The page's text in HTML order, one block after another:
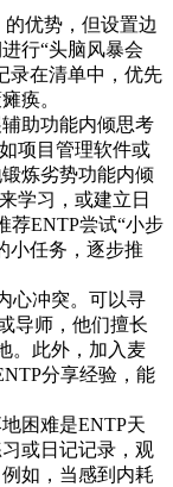
的优势，但设置边
行“头脑风暴会
录在清单中，优先
痪。
助功能内倾思考
项目管理软件或
炼劣势功能内倾
学习，或建立日
荐ENTP尝试“小步
小任务，逐步推
心冲突。可以寻
导师，他们擅长
。此外，加入麦
分享经验，能
困难是ENTP天
或日记记录，观
例如，当感到内耗